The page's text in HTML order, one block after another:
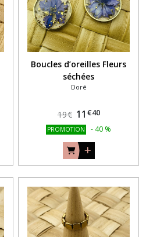
Boucles d’oreilles Fleurs
séchées
Doré
19€ 11 €40
PROMOTION - 40 %